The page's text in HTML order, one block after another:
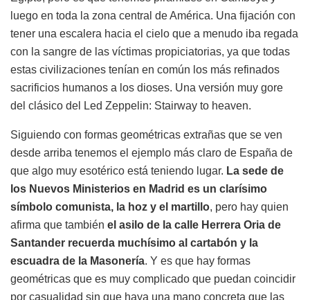
luego en toda la zona central de América. Una fijación con
tener una escalera hacia el cielo que a menudo iba regada
con la sangre de las víctimas propiciatorias, ya que todas
estas civilizaciones tenían en común los más refinados
sacrificios humanos a los dioses. Una versión muy gore
del clásico del Led Zeppelin: Stairway to heaven.
Siguiendo con formas geométricas extrañas que se ven
desde arriba tenemos el ejemplo más claro de España de
que algo muy esotérico está teniendo lugar. La sede de
los Nuevos Ministerios en Madrid es un clarísimo
símbolo comunista, la hoz y el martillo, pero hay quien
afirma que también el asilo de la calle Herrera Oria de
Santander recuerda muchísimo al cartabón y la
escuadra de la Masonería. Y es que hay formas
geométricas que es muy complicado que puedan coincidir
por casualidad sin que haya una mano concreta que las